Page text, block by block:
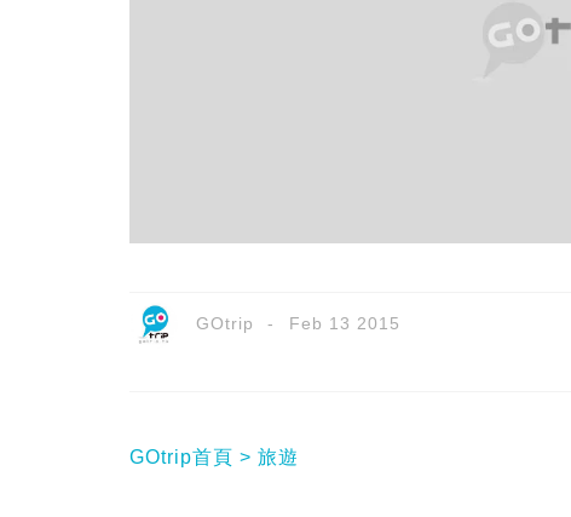
GOtrip Feb 13 2015
GOtrip首頁 旅遊